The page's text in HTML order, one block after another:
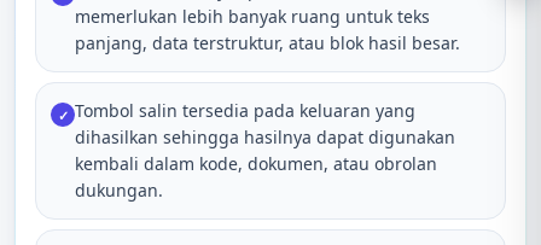
memerlukan lebih banyak ruang untuk teks
panjang, data terstruktur, atau blok hasil besar.
✓ Tombol salin tersedia pada keluaran yang
dihasilkan sehingga hasilnya dapat digunakan
kembali dalam kode, dokumen, atau obrolan
dukungan.